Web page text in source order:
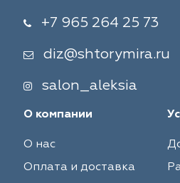
+7 965 264 25 73
diz@shtorymira.ru
salon_aleksia
О компании
О нас
Оплата и доставка